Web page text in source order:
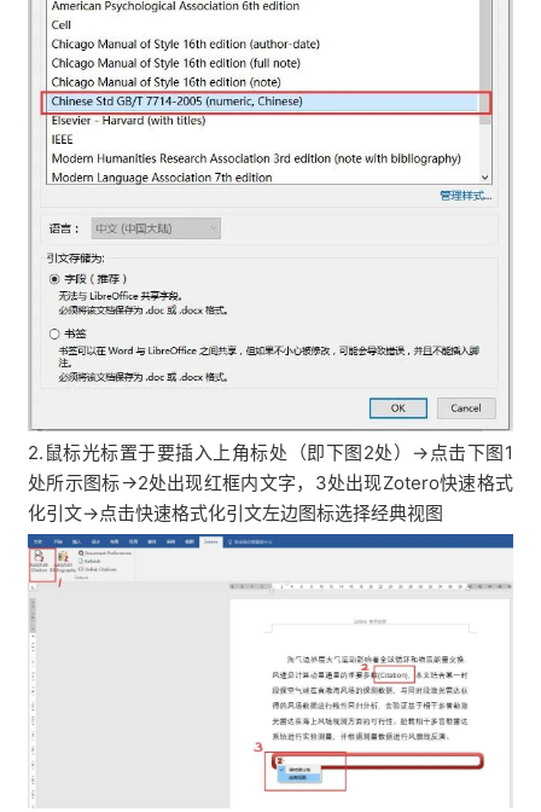
2.鼠标光标置于要插入上角标处（即下图2处）→点击下图1
处所示图标→2处出现红框内文字，3处出现Zotero快速格式
化引文→点击快速格式化引文左边图标选择经典视图